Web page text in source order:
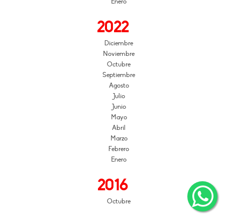
2022
Diciembre
Noviembre
Octubre
Septiembre
Agosto
Julio
Junio
Mayo
Abril
Marzo
Febrero
Enero
2016
Octubre